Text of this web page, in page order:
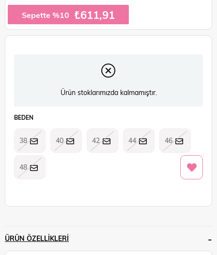
Sepette %10 ₺611,91
Ürün stoklarımızda kalmamıştır.
BEDEN
38 40 42 44 46
48
ÜRÜN ÖZELLIKLERI